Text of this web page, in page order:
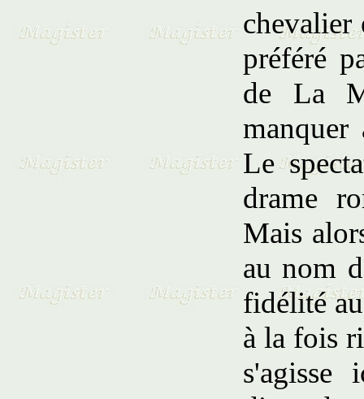
chevalier
préféré
de La
Le
drame
Mais
au nom
fidélité
à la fois
s'agisse